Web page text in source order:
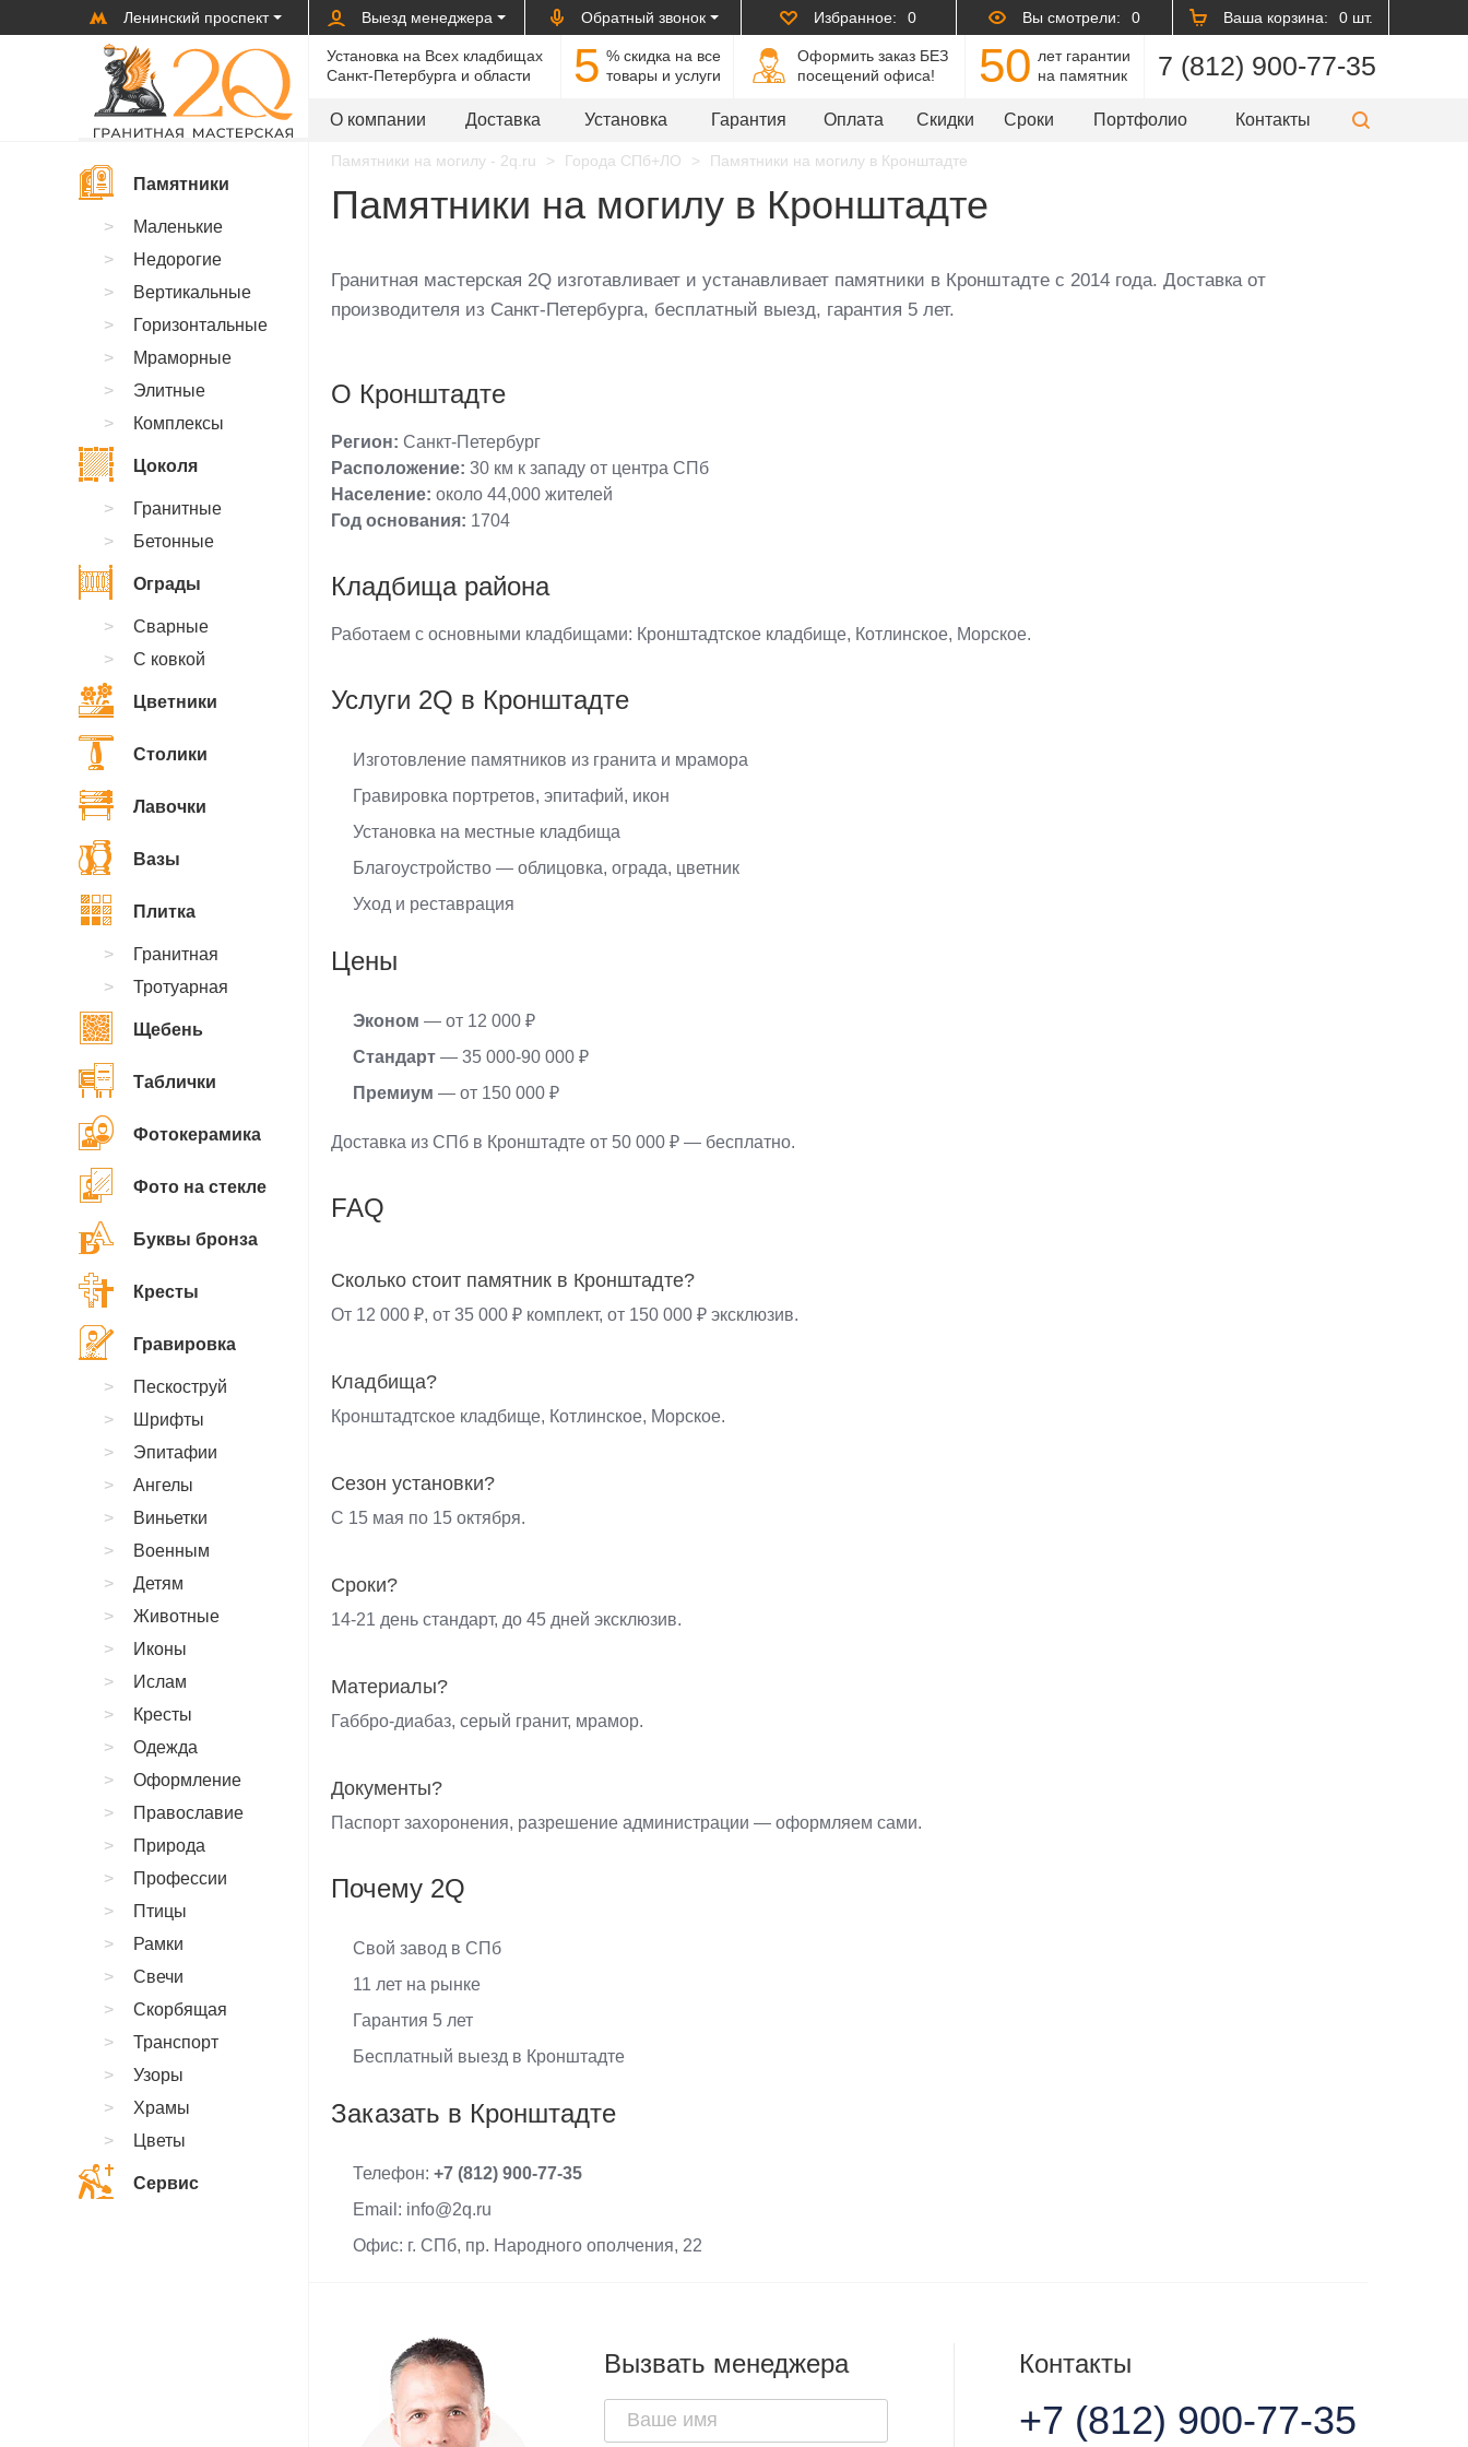
Ленинский проспект Выезд менеджера Обратный звонок Избранное: 0 Вы смотрели: 0 Ваша корзина: 0 шт.
Установка на Всех кладбищах
Санкт-Петербурга и области
5 % cкидка на все
товары и услуги
Оформить заказ БЕЗ
посещений офиса!
50 лет гарантии
на памятник
7 (812) 900-77-35
О компании Доставка Установка Гарантия Оплата Скидки Сроки Портфолио Контакты
Памятники на могилу - 2q.ru Города СПб+ЛО Памятники на могилу в Кронштадте
Памятники на могилу в Кронштадте
Гранитная мастерская 2Q изготавливает и устанавливает памятники в Кронштадте с 2014 года. Доставка от
производителя из Санкт-Петербурга, бесплатный выезд, гарантия 5 лет.
О Кронштадте
Регион: Санкт-Петербург
Расположение: 30 км к западу от центра СПб
Население: около 44,000 жителей
Год основания: 1704
Кладбища района
Работаем с основными кладбищами: Кронштадтское кладбище, Котлинское, Морское.
Услуги 2Q в Кронштадте
Изготовление памятников из гранита и мрамора
Гравировка портретов, эпитафий, икон
Установка на местные кладбища
Благоустройство — облицовка, ограда, цветник
Уход и реставрация
Цены
Эконом — от 12 000 ₽
Стандарт — 35 000-90 000 ₽
Премиум — от 150 000 ₽
Доставка из СПб в Кронштадте от 50 000 ₽ — бесплатно.
FAQ
Сколько стоит памятник в Кронштадте?
От 12 000 ₽, от 35 000 ₽ комплект, от 150 000 ₽ эксклюзив.
Кладбища?
Кронштадтское кладбище, Котлинское, Морское.
Сезон установки?
С 15 мая по 15 октября.
Сроки?
14-21 день стандарт, до 45 дней эксклюзив.
Материалы?
Габбро-диабаз, серый гранит, мрамор.
Документы?
Паспорт захоронения, разрешение администрации — оформляем сами.
Почему 2Q
Свой завод в СПб
11 лет на рынке
Гарантия 5 лет
Бесплатный выезд в Кронштадте
Заказать в Кронштадте
Телефон: +7 (812) 900-77-35
Email: info@2q.ru
Офис: г. СПб, пр. Народного ополчения, 22
Памятники
Маленькие
Недорогие
Вертикальные
Горизонтальные
Мраморные
Элитные
Комплексы
Цоколя
Гранитные
Бетонные
Ограды
Сварные
С ковкой
Цветники
Столики
Лавочки
Вазы
Плитка
Гранитная
Тротуарная
Щебень
Таблички
Фотокерамика
Фото на стекле
Буквы бронза
Кресты
Гравировка
Пескоструй
Шрифты
Эпитафии
Ангелы
Виньетки
Военным
Детям
Животные
Иконы
Ислам
Кресты
Одежда
Оформление
Православие
Природа
Профессии
Птицы
Рамки
Свечи
Скорбящая
Транспорт
Узоры
Храмы
Цветы
Сервис
Вызвать менеджера Контакты
+7 (812) 900-77-35